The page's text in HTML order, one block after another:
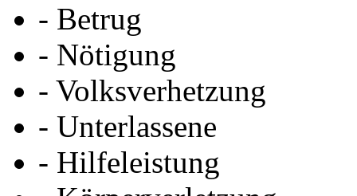
- Betrug
- Nötigung
- Volksverhetzung
- Unterlassene
- Hilfeleistung